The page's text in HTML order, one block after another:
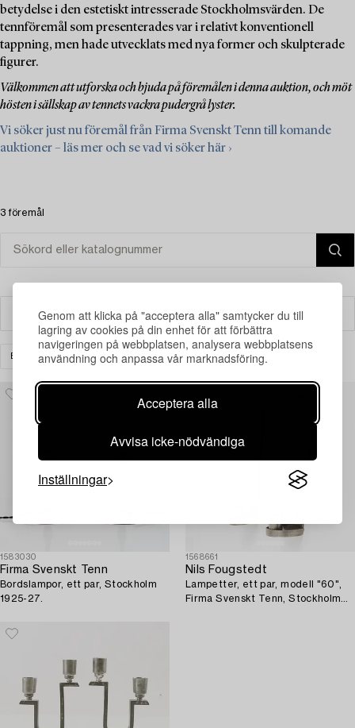
Genom att klicka på "acceptera alla" samtycker du till
lagring av cookies på din enhet för att förbättra
navigeringen på webbplatsen, analysera webbplatsens
användning och anpassa vår marknadsföring.
Acceptera alla
Avvisa icke-nödvändiga
Inställningar
betydelse i den estetiskt intresserade Stockholmsvärden. De
tennföremål som presenterades var i relativt konventionell
tappning, men hade utvecklats med nya former och skulpterade
figurer.
Välkommen att utforska och bjuda på föremålen i denna auktion, och möt
hösten i sällskap av tennets vackra pudergrå lyster.
Vi söker just nu föremål från Firma Svenskt Tenn till komande
auktioner – läs mer och se vad vi söker här ›
3 föremål
Filter
BELYSNING RENSA ALLA
1583030
Firma Svenskt Tenn
Bordslampor, ett par, Stockholm
1925-27.
1568661
Nils Fougstedt
Lampetter, ett par, modell "60",
Firma Svenskt Tenn, Stockholm